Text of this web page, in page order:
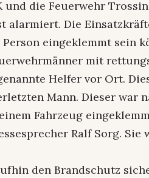
und die Feuerwehr
alarmiert. Die
eingeklemmt sein
mit
Helfer vor Ort.
Mann. Dieser war
Fahrzeug
Ralf Sorg. Sie
den Brandschutz